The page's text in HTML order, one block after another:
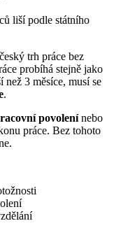
liší podle státního
trh práce bez
probíhá stejně jako
3 měsíce, musí se
.
povolenínebo
práce. Bez tohoto